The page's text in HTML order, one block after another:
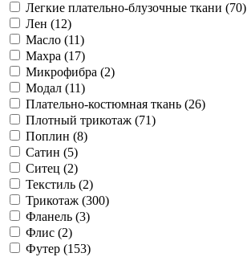
Легкие плательно-блузочные ткани (70)
Лен (12)
Масло (11)
Махра (17)
Микрофибра (2)
Модал (11)
Плательно-костюмная ткань (26)
Плотный трикотаж (71)
Поплин (8)
Сатин (5)
Ситец (2)
Текстиль (2)
Трикотаж (300)
Фланель (3)
Флис (2)
Футер (153)